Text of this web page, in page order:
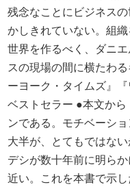
残念なことにビジネス
かしきれていない。組
世界を作るべく、ダニ
スの現場の間に横たわ
ーヨーク・タイムズ』
ベストセラー ●本文か
ンである。モチベーシ
大半が、とてもではな
デシが数十年前に明ら
近い。これを本書で示